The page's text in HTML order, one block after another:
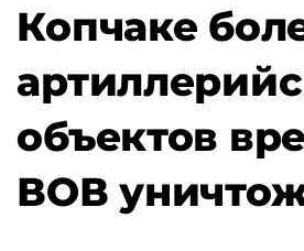
Копчаке
объектов
ВОВ